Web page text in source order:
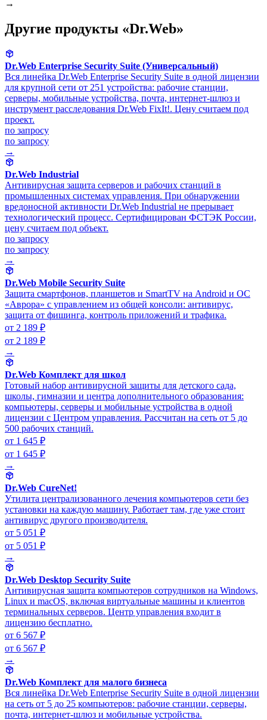
→
Другие продукты «Dr.Web»
Dr.Web Enterprise Security Suite (Универсальный)
Вся линейка Dr.Web Enterprise Security Suite в одной лицензии
для крупной сети от 251 устройства: рабочие станции,
серверы, мобильные устройства, почта, интернет-шлюз и
инструмент расследования Dr.Web FixIt!. Цену считаем под
проект.
по запросу
по запросу
→
Dr.Web Industrial
Антивирусная защита серверов и рабочих станций в
промышленных системах управления. При обнаружении
вредоносной активности Dr.Web Industrial не прерывает
технологический процесс. Сертифицирован ФСТЭК России,
цену считаем под объект.
по запросу
по запросу
→
Dr.Web Mobile Security Suite
Защита смартфонов, планшетов и SmartTV на Android и ОС
«Аврора» с управлением из общей консоли: антивирус,
защита от фишинга, контроль приложений и трафика.
от 2 189 ₽
от 2 189 ₽
→
Dr.Web Комплект для школ
Готовый набор антивирусной защиты для детского сада,
школы, гимназии и центра дополнительного образования:
компьютеры, серверы и мобильные устройства в одной
лицензии с Центром управления. Рассчитан на сеть от 5 до
500 рабочих станций.
от 1 645 ₽
от 1 645 ₽
→
Dr.Web CureNet!
Утилита централизованного лечения компьютеров сети без
установки на каждую машину. Работает там, где уже стоит
антивирус другого производителя.
от 5 051 ₽
от 5 051 ₽
→
Dr.Web Desktop Security Suite
Антивирусная защита компьютеров сотрудников на Windows,
Linux и macOS, включая виртуальные машины и клиентов
терминальных серверов. Центр управления входит в
лицензию бесплатно.
от 6 567 ₽
от 6 567 ₽
→
Dr.Web Комплект для малого бизнеса
Вся линейка Dr.Web Enterprise Security Suite в одной лицензии
на сеть от 5 до 25 компьютеров: рабочие станции, серверы,
почта, интернет-шлюз и мобильные устройства.